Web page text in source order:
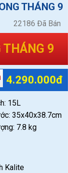
THÁNG 9
THÁNG 9
4.290.000đ
15L
35x40x38.7cm
7.8 kg
Kalite
22186 Đã Bán